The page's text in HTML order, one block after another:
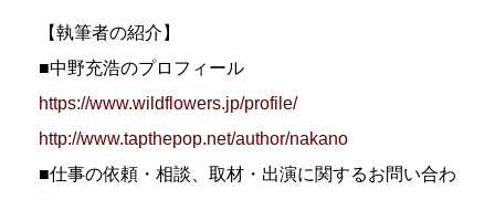
【執筆者の紹介】
■中野充浩のプロフィール
https://www.wildflowers.jp/profile/
http://www.tapthepop.net/author/nakano
■仕事の依頼・相談、取材・出演に関するお問い合わ